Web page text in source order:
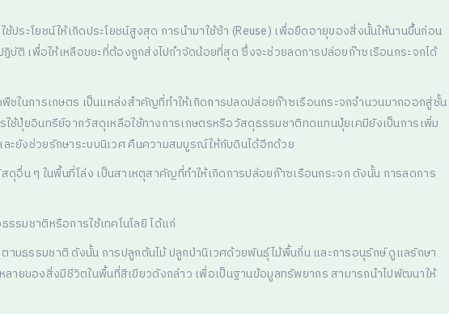
ระโยชน์ให้เกิดประโยชน์สูงสุด การนำมาใช้ซ้า (Reuse) เพื่อยืดอายุของสิ่งนั้นให้นานขึ้นก่อน
ติ เพื่อให้เหลือขยะที่ต้องถูกส่งไปกำจัดน้อยที่สุด ซึ่งจะช่วยลดการปล่อยก๊าซเรือนกระจกได้
ชในการเกษตร เป็นแหล่งสำคัญที่ทำให้เกิดการปลดปล่อยก๊าซเรือนกระจกจำนวนมากออกสู่ชั้น
ปุ๋ยอินทรีย์จากวัสดุเหลือใช้ทางการเกษตรหรือวัสดุธรรมชาติทดแทนปุ๋ยเคมียังเป็นการเพิ่ม
ะยังช่วยรักษาระบบนิเวศ คืนความสมบูรณ์ให้กับดินได้อีกด้วย
อื่น ๆ ในพื้นที่โล่ง เป็นสาเหตุสาคัญที่ทำให้เกิดการปล่อยก๊าซเรือนกระจก ดังนั้น การลดการ
มชาติหรือการใช้เทคโนโลยี ได้แก่
มธรรมชาติ ดังนั้น การปลูกต้นไม้ ปลูกป่านิเวศด้วยพันธุ์ไม้พื้นถิ่น และการอนุรักษ์ ดูแลรักษา
ยของสิ่งมีชีวิตในพื้นที่สีเขียวดังกล่าว เพื่อเป็นฐานข้อมูลทรัพยากร สามารถนำไปพัฒนาให้